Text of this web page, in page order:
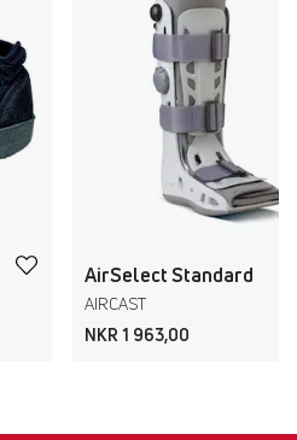
AirSelect Standard
AIRCAST
NKR 1 963,00